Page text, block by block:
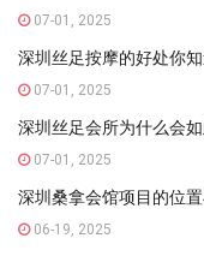
07-01, 2025
深圳丝足按摩的好处你
07-01, 2025
深圳丝足会所为什么会
07-01, 2025
深圳桑拿会馆项目的位
06-19, 2025